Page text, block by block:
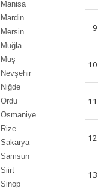
Manisa
Mardin
Mersin
Muğla
Muş
Nevşehir
Niğde
Ordu
Osmaniye
Rize
Sakarya
Samsun
Siirt
Sinop
9
10
11
12
13